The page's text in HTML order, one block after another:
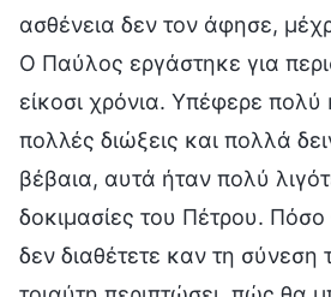
ασθένεια δεν τον άφησε,
Ο Παύλος εργάστηκε για
είκοσι χρόνια. Υπέφερε
πολλές διώξεις και πολλά
βέβαια, αυτά ήταν πολύ
δοκιμασίες του Πέτρου. Πόσο
δεν διαθέτετε καν τη